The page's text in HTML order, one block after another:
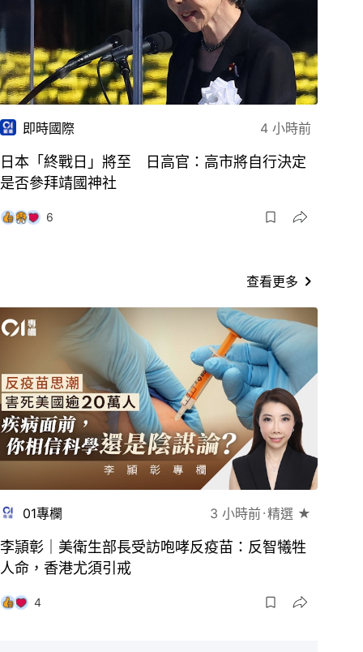
即時國際 4 小時前
日本「終戰日」將至 日高官：高市將自行決定
是否參拜靖國神社
6
查看更多
01專欄 3 小時前 精選 ★
李頴彰｜美衛生部長受訪咆哮反疫苗：反智犧牲
人命，香港尤須引戒
4